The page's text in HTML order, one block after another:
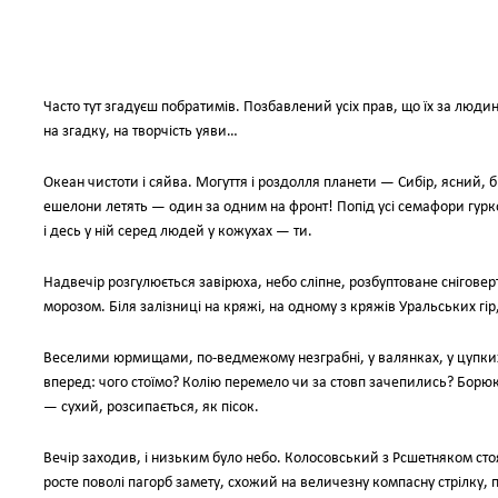
Часто тут згадуєш побратимів. Позбавлений усіх прав, що їх за
на згадку, на творчість уяви…
Океан чистоти і сяйва. Могуття і роздолля планети — Сибір, ясний,
ешелони летять — один за одним на фронт! Попід усі семафори
і десь у ній серед людей у кожухах — ти.
Надвечір розгулюється завірюха, небо сліпне, розбуптоване
морозом. Біля залізниці на кряжі, на одному з кряжів Уральських
Веселими юрмищами, по-ведмежому незграбні, у валянках, у
вперед: чого стоїмо? Колію перемело чи за стовп зачепились?
— сухий, розсипається, як пісок.
Вечір заходив, і низьким було небо. Колосовський з Рсшетняком
росте поволі пагорб замету, схожий на величезну компасну